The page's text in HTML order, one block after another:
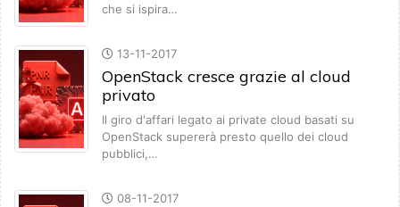
che si ispira…
13-11-2017
OpenStack cresce grazie al cloud
privato
Il giro d'affari legato ai private cloud basati su
OpenStack supererà presto quello dei cloud
pubblici,…
08-11-2017